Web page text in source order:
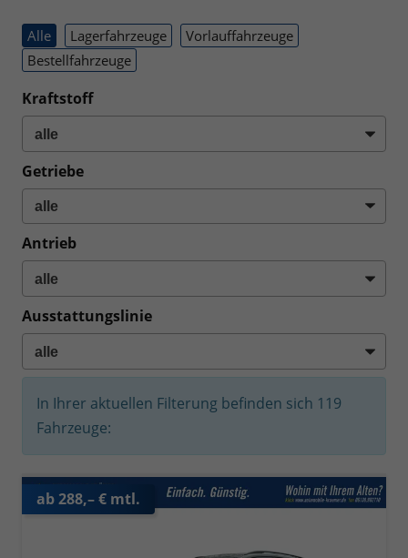
Alle Lagerfahrzeuge
Vorlauffahrzeuge
Bestellfahrzeuge
Kraftstoff
Getriebe
Antrieb
Ausstattungslinie
In Ihrer aktuellen Filterung befinden sich 119
Fahrzeuge:
ab 288,– € mtl.